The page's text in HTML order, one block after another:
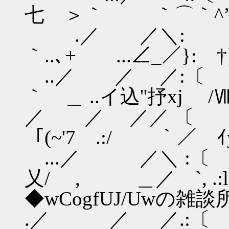
七 ＞｀ ｀⌒｀
.／ ／
｀..､+ ...∠_／}:
..／ ／
｀ ＿ ..イ込''抒xj /
／ ／ ／
「(~'7 .:/ ｀／ ｲ
...／ ／＼ :
乂/ , ＿
◆wCogfUJ/Uwの雑談
.／ ／ ／.:〔